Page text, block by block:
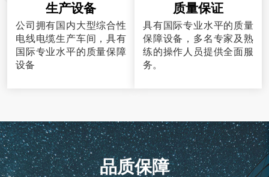
生产设备
公司拥有国内大型综合性
电线电缆生产车间，具有
国际专业水平的质量保障
设备
质量保证
具有国际专业水平的质量
保障设备，多名专家及熟
练的操作人员提供全面服
务。
品质保障